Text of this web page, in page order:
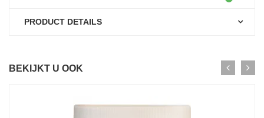
PRODUCT DETAILS
BEKIJKT U OOK